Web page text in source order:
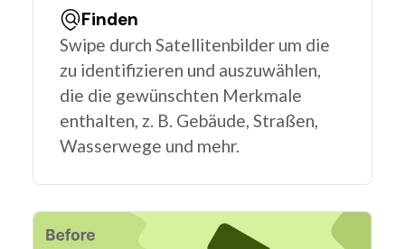
Finden
Swipe durch Satellitenbilder um die
zu identifizieren und auszuwählen,
die die gewünschten Merkmale
enthalten, z. B. Gebäude, Straßen,
Wasserwege und mehr.